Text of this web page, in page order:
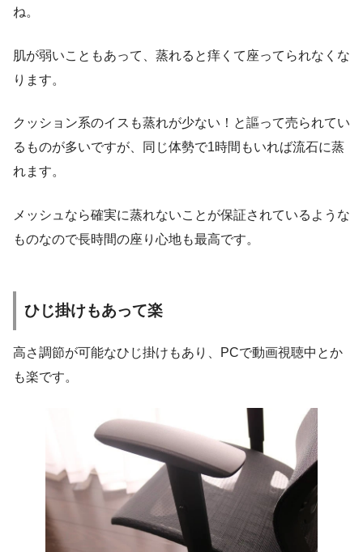
ね。
肌が弱いこともあって、蒸れると痒くて座ってられなくな
ります。
クッション系のイスも蒸れが少ない！と謳って売られてい
るものが多いですが、同じ体勢で1時間もいれば流石に蒸
れます。
メッシュなら確実に蒸れないことが保証されているような
ものなので長時間の座り心地も最高です。
ひじ掛けもあって楽
高さ調節が可能なひじ掛けもあり、PCで動画視聴中とか
も楽です。